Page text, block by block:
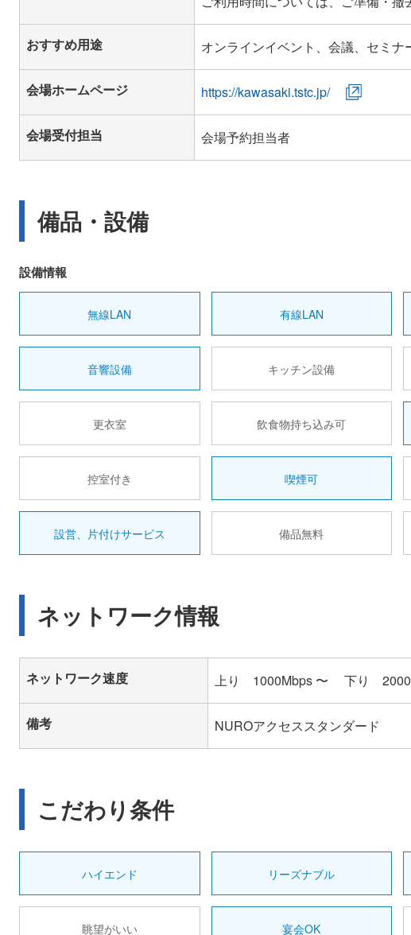
おすすめ用途 オンラインイベント、会議、セミ
会場ホームページ https://kawasaki.tstc.jp/
会場受付担当 会場予約担当者
備品・設備
設備情報
無線LAN 有線LAN
音響設備 キッチン設備
更衣室 飲食物持ち込み可
控室付き 喫煙可
設営、片付けサービス 備品無料
ネットワーク情報
ネットワーク速度 上り 1000Mbps 〜 下り
備考 NUROアクセススタンダード
こだわり条件
ハイエンド リーズナブル
眺望がいい 宴会OK